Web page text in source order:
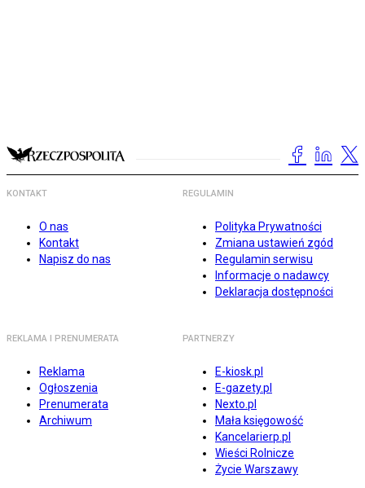
KONTAKT
O nas
Kontakt
Napisz do nas
REGULAMIN
Polityka Prywatności
Zmiana ustawień zgód
Regulamin serwisu
Informacje o nadawcy
Deklaracja dostępności
REKLAMA I PRENUMERATA
Reklama
Ogłoszenia
Prenumerata
Archiwum
PARTNERZY
E-kiosk.pl
E-gazety.pl
Nexto.pl
Mała księgowość
Kancelarierp.pl
Wieści Rolnicze
Życie Warszawy